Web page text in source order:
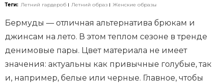
Теги: Летний гардероб Летний образ Женские образы
Бермуды — отличная альтернатива брюкам и
джинсам на лето. В этом теплом сезоне в тренде
денимовые пары. Цвет материала не имеет
значения: актуальны как привычные голубые, так
и, например, белые или черные. Главное, чтобы